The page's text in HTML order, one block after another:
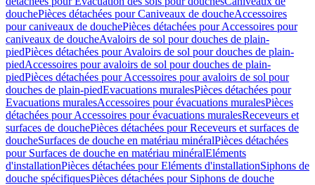
douchePièces détachées pour Caniveaux de doucheAccessoires
pour caniveaux de douchePièces détachées pour Accessoires pour
caniveaux de doucheAvaloirs de sol pour douches de plain-
piedPièces détachées pour Avaloirs de sol pour douches de plain-
piedAccessoires pour avaloirs de sol pour douches de plain-
piedPièces détachées pour Accessoires pour avaloirs de sol pour
douches de plain-piedEvacuations muralesPièces détachées pour
Evacuations muralesAccessoires pour évacuations muralesPièces
détachées pour Accessoires pour évacuations muralesReceveurs et
surfaces de douchePièces détachées pour Receveurs et surfaces de
doucheSurfaces de douche en matériau minéralPièces détachées
pour Surfaces de douche en matériau minéralEléments
d'installationPièces détachées pour Eléments d'installationSiphons de
douche spécifiquesPièces détachées pour Siphons de douche